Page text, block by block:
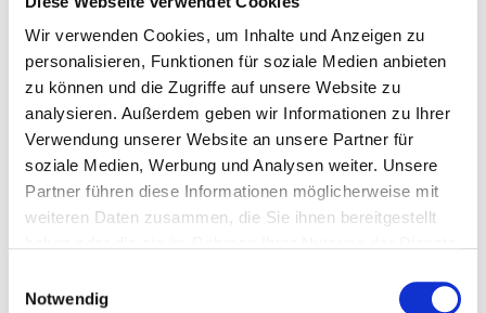
Wir verwenden Cookies, um Inhalte und Anzeigen zu
personalisieren, Funktionen für soziale Medien anbieten
zu können und die Zugriffe auf unsere Website zu
analysieren. Außerdem geben wir Informationen zu Ihrer
Verwendung unserer Website an unsere Partner für
soziale Medien, Werbung und Analysen weiter. Unsere
Partner führen diese Informationen möglicherweise mit
weiteren Daten zusammen, die Sie ihnen bereitgestellt
Notwendig
Schwellung (parodontaler Abszess).
Zahnlockerung, tiefe Zahnfleischtaschen, deutliche
Taschenbildung beim Zahnarzt.
Fortschreitender Zahnfleischrückgang in
Kombination mit Zahnbeweglichkeit.
Wann Schmerzen eher nicht für
Parodontitis sprechen:
typisch für apikale Zahnwurzelentzündung).